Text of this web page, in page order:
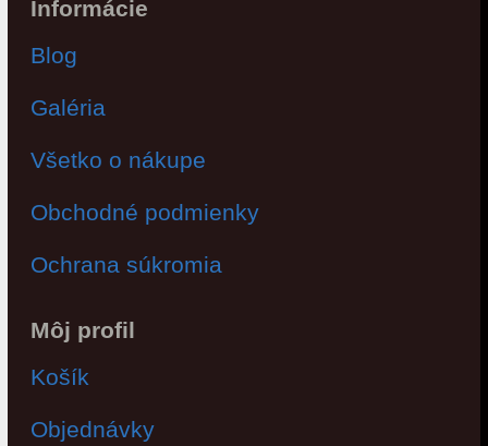
Informácie
Blog
Galéria
Všetko o nákupe
Obchodné podmienky
Ochrana súkromia
Môj profil
Košík
Objednávky